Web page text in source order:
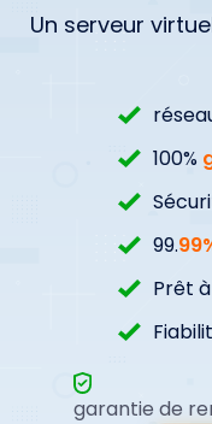
Un serveur
100%
99.
Prêt
garantie de